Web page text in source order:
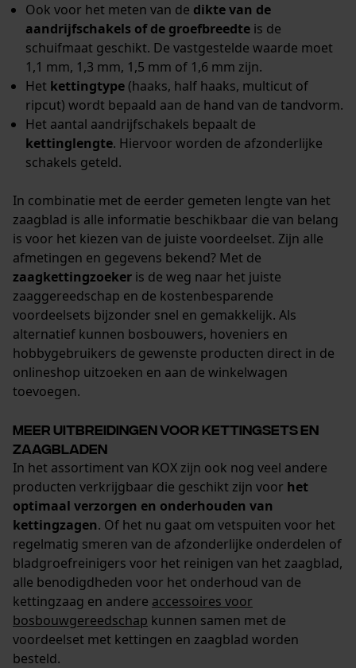
Ook voor het meten van de dikte van de
aandrijfschakels of de groefbreedte is de
schuifmaat geschikt. De vastgestelde waarde moet
1,1 mm, 1,3 mm, 1,5 mm of 1,6 mm zijn.
Het kettingtype (haaks, half haaks, multicut of
ripcut) wordt bepaald aan de hand van de tandvorm.
Het aantal aandrijfschakels bepaalt de
kettinglengte. Hiervoor worden de afzonderlijke
schakels geteld.
In combinatie met de eerder gemeten lengte van het
zaagblad is alle informatie beschikbaar die van belang
is voor het kiezen van de juiste voordeelset. Zijn alle
afmetingen en gegevens bekend? Met de
zaagkettingzoeker is de weg naar het juiste
zaaggereedschap en de kostenbesparende
voordeelsets bijzonder snel en gemakkelijk. Als
alternatief kunnen bosbouwers, hoveniers en
hobbygebruikers de gewenste producten direct in de
onlineshop uitzoeken en aan de winkelwagen
toevoegen.
Meer uitbreidingen voor kettingsets en
zaagbladen
In het assortiment van KOX zijn ook nog veel andere
producten verkrijgbaar die geschikt zijn voor het
optimaal verzorgen en onderhouden van
kettingzagen. Of het nu gaat om vetspuiten voor het
regelmatig smeren van de afzonderlijke onderdelen of
bladgroefreinigers voor het reinigen van het zaagblad,
alle benodigdheden voor het onderhoud van de
kettingzaag en andere accessoires voor
bosbouwgereedschap kunnen samen met de
voordeelset met kettingen en zaagblad worden
besteld.